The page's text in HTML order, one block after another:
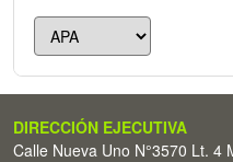
DIRECCIÓN EJECUTIVA
Calle Nueva Uno N°3570 Lt. 4